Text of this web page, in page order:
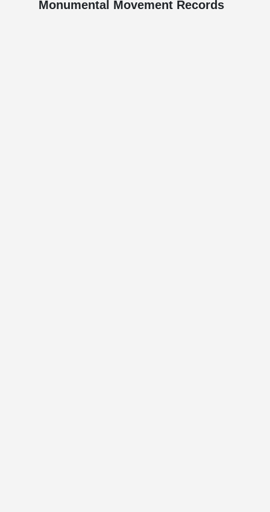
Monumental Movement Records